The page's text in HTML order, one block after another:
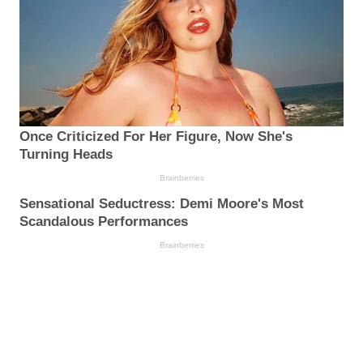
Once Criticized For Her Figure, Now She's
Turning Heads
Brainberries
Sensational Seductress: Demi Moore's Most
Scandalous Performances
Brainberries